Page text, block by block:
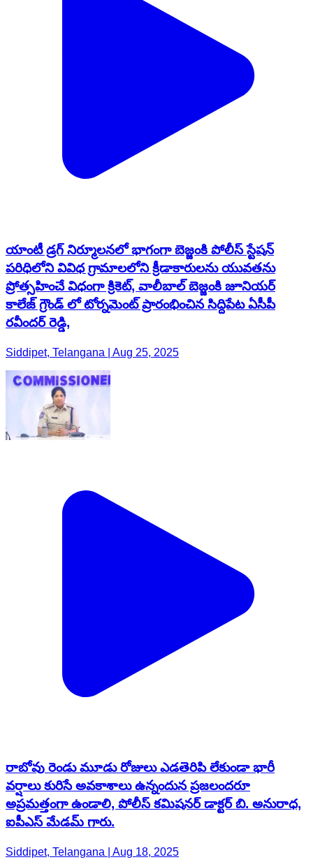
యాంటీ డ్రగ్ నిర్మూలనలో భాగంగా బెజ్జంకి పోలీస్ స్టేషన్
పరిధిలోని వివిధ గ్రామాలలోని క్రీడాకారులను యువతను
ప్రోత్సహించే విధంగా క్రికెట్, వాలీబాల్ బెజ్జంకి జూనియర్
కాలేజ్ గ్రౌండ్ లో టోర్నమెంట్ ప్రారంభించిన సిద్దిపేట ఏసీపీ
రవీందర్ రెడ్డి,
Siddipet, Telangana | Aug 25, 2025
రాబోవు రెండు మూడు రోజులు ఎడతెరిపి లేకుండా భారీ
వర్షాలు కురిసే అవకాశాలు ఉన్నందున ప్రజలందరూ
అప్రమత్తంగా ఉండాలి, పోలీస్ కమిషనర్ డాక్టర్ బి. అనురాధ,
ఐపీఎస్ మేడమ్ గారు.
Siddipet, Telangana | Aug 18, 2025